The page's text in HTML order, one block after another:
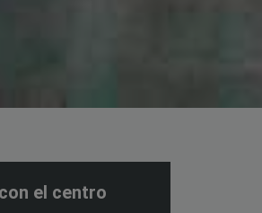
el centro